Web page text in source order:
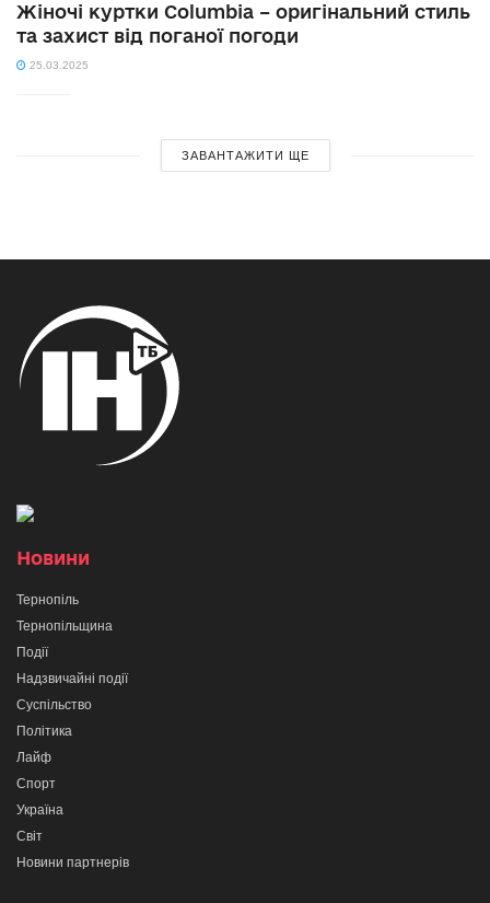
Жіночі куртки Columbia – оригінальний стиль
та захист від поганої погоди
25.03.2025
ЗАВАНТАЖИТИ ЩЕ
Новини
Тернопіль
Тернопільщина
Події
Надзвичайні події
Суспільство
Політика
Лайф
Спорт
Україна
Світ
Новини партнерів